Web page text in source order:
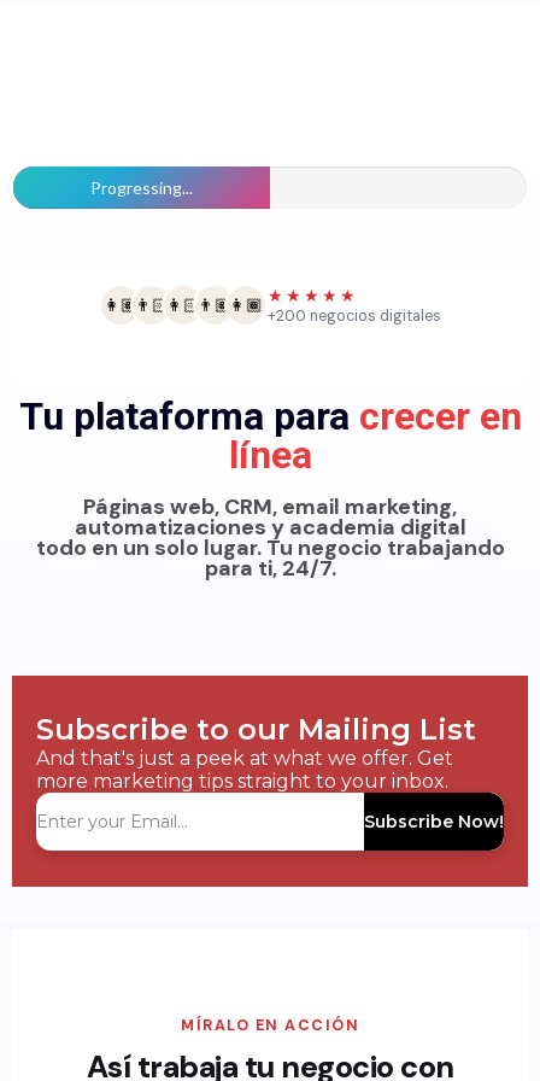
Progressing...
👩🏽 👨🏻 👩🏻 👨🏽 👩🏾 ★★★★★
+200 negocios digitales
Tu plataforma para crecer en
línea
Páginas web, CRM, email marketing,
automatizaciones y academia digital
todo en un solo lugar. Tu negocio trabajando
para ti, 24/7.
Subscribe to our Mailing List
And that's just a peek at what we offer. Get
more marketing tips straight to your inbox.
Subscribe Now!
MÍRALO EN ACCIÓN
Así trabaja tu negocio con